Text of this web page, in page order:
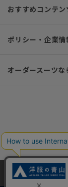
おすすめコンテン
ポリシー・企業情
オーダースーツ